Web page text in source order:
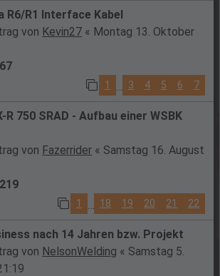
R6/R1 Interface Kabel
von Kevin27 « Montag 13. Oktober
67
1 3 4 5 6 7
R 750 SRAD - Aufbau einer WSBK
von Fazerrider « Samstag 16. August
219
1 18 19 20 21 22
nach 14 Jahren bzw. Projekt
von NelsonWelding « Samstag 5.